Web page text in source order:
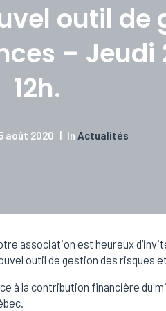
outil de
– Jeudi
12h.
août 2020 In Actualités
association est heureux
outil de gestion des risques
à la contribution financière du